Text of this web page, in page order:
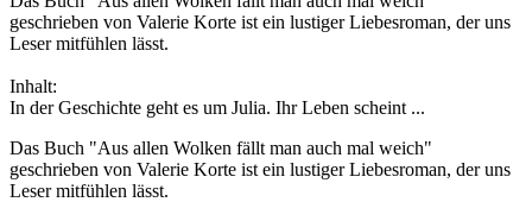
geschrieben von Valerie Korte ist ein lustiger Liebesroman, der uns
Leser mitfühlen lässt.
Inhalt:
In der Geschichte geht es um Julia. Ihr Leben scheint ...
Das Buch "Aus allen Wolken fällt man auch mal weich"
geschrieben von Valerie Korte ist ein lustiger Liebesroman, der uns
Leser mitfühlen lässt.